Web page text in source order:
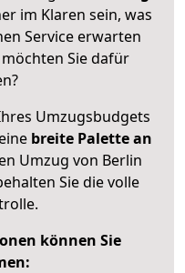
im Klaren sein, was
Service erwarten
Sie dafür
Umzugsbudgets
breite Palette an
Umzug von Berlin
Sie die volle
können Sie